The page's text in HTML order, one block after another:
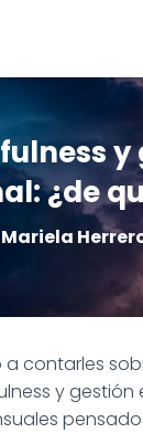
y
¿de
Mariela
a contarles
y gestión